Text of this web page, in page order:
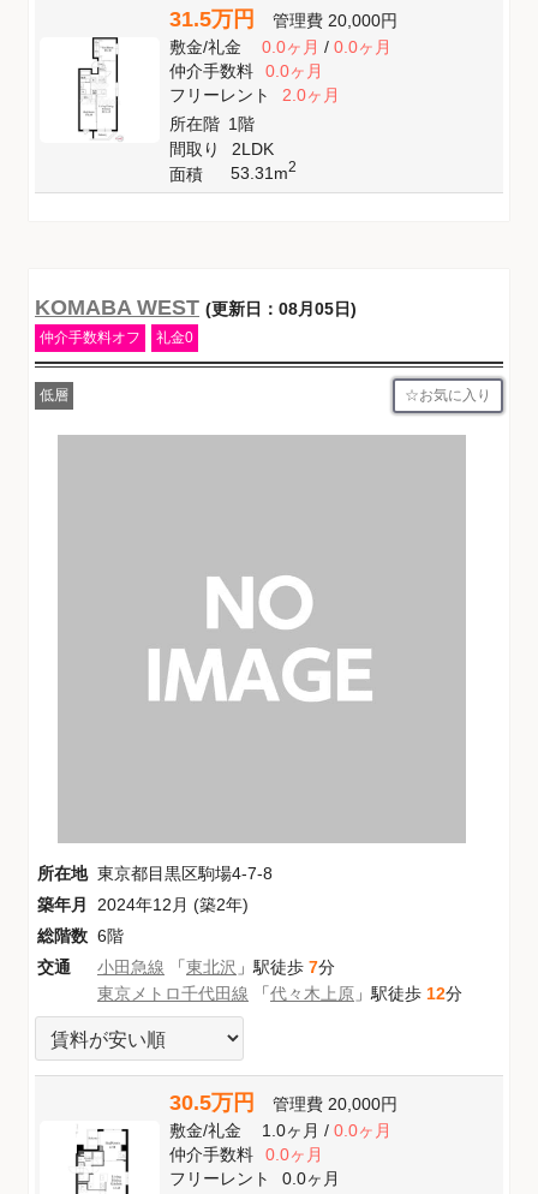
31.5万円 管理費 20,000円
敷金/礼金 0.0ヶ月/ 0.0ヶ月
仲介手数料
0.0ヶ月
フリーレント
2.0ヶ月
所在階 1階
間取り
2LDK
面積
53.31m2
KOMABA WEST (更新日：08月05日)
仲介手数料オフ 礼金0
低層 お気に入り
所在地 東京都目黒区駒場4-7-8
築年月
2024年12月 (築2年)
総階数 6階
交通
小田急線 「東北沢 」駅徒歩 7分
東京メトロ千代田線 「代々木上原 」駅徒歩 12分
30.5万円 管理費 20,000円
敷金/礼金 1.0ヶ月/ 0.0ヶ月
仲介手数料
0.0ヶ月
フリーレント
0.0ヶ月